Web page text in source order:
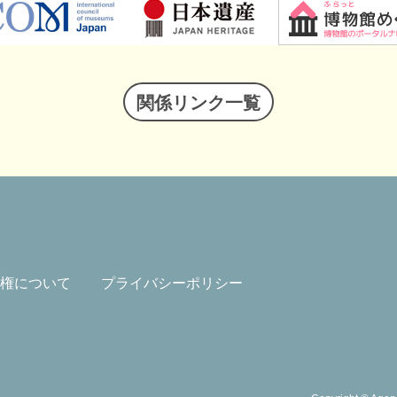
関係リンク一覧
について プライバシーポリシー